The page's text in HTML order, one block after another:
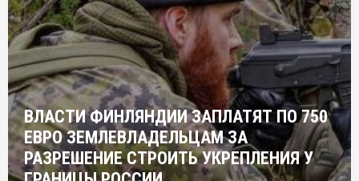
ВЛАСТИ ФИНЛЯНДИИ ЗАПЛАТЯТ ПО 750
ЕВРО ЗЕМЛЕВЛАДЕЛЬЦАМ ЗА
РАЗРЕШЕНИЕ СТРОИТЬ УКРЕПЛЕНИЯ У